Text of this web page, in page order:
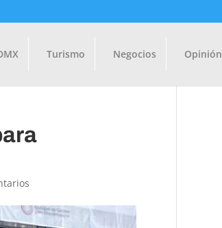
Turismo Negocios Opinión